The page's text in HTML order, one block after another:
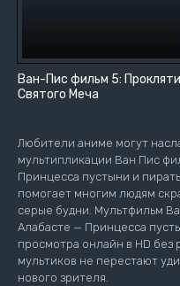
Ван-Пис фильм 5:
Святого Меча
Любители аниме могут
мультипликации Ван Пис
Принцесса пустыни и
помогает многим людям
серые будни. Мультфильм
Алабасте — Принцесса
просмотра онлайн в HD
мультиков не перестают
нового зрителя.